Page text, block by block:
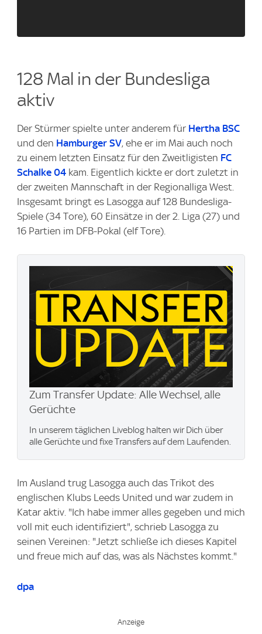
128 Mal in der Bundesliga
aktiv
Der Stürmer spielte unter anderem für Hertha BSC
und den Hamburger SV, ehe er im Mai auch noch
zu einem letzten Einsatz für den Zweitligisten FC
Schalke 04 kam. Eigentlich kickte er dort zuletzt in
der zweiten Mannschaft in der Regionalliga West.
Insgesamt bringt es Lasogga auf 128 Bundesliga-
Spiele (34 Tore), 60 Einsätze in der 2. Liga (27) und
16 Partien im DFB-Pokal (elf Tore).
Zum Transfer Update: Alle Wechsel, alle
Gerüchte
In unserem täglichen Liveblog halten wir Dich über
alle Gerüchte und fixe Transfers auf dem Laufenden.
Im Ausland trug Lasogga auch das Trikot des
englischen Klubs Leeds United und war zudem in
Katar aktiv. "Ich habe immer alles gegeben und mich
voll mit euch identifiziert", schrieb Lasogga zu
seinen Vereinen: "Jetzt schließe ich dieses Kapitel
und freue mich auf das, was als Nächstes kommt."
dpa